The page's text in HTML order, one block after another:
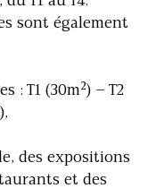
sont également
T1 (30m²) – T2
expositions
et des